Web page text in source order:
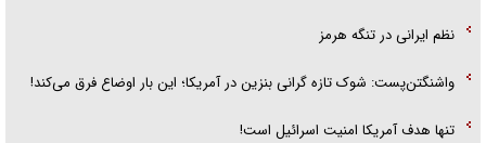
نظم ایرانی در تنگه هرمز
واشنگتن‌پست: شوک تازه گرانی بنزین در آمریکا؛ این بار اوضاع فرق می‌کند!
تنها هدف آمریکا امنیت اسرائیل است!